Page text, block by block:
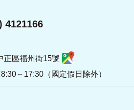
4121166
正區福州街15號
～17:30（國定假日除外）